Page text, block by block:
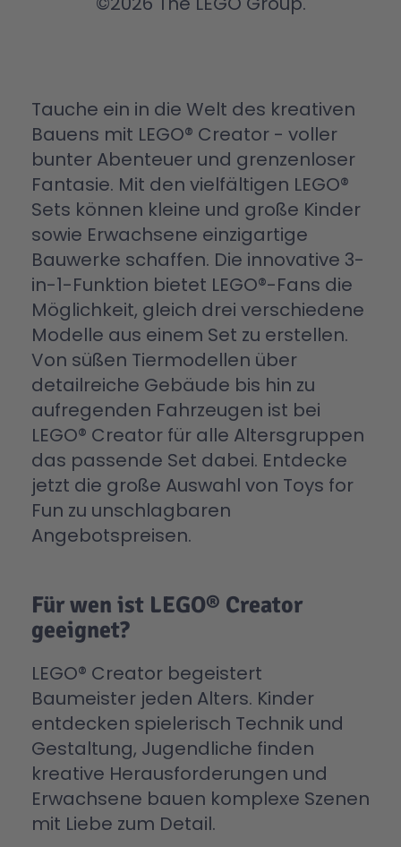
Tauche ein in die Welt des kreativen
Bauens mit LEGO® Creator - voller
bunter Abenteuer und grenzenloser
Fantasie. Mit den vielfältigen LEGO®
Sets können kleine und große Kinder
sowie Erwachsene einzigartige
Bauwerke schaffen. Die innovative 3-
in-1-Funktion bietet LEGO®-Fans die
Möglichkeit, gleich drei verschiedene
Modelle aus einem Set zu erstellen.
Von süßen Tiermodellen über
detailreiche Gebäude bis hin zu
aufregenden Fahrzeugen ist bei
LEGO® Creator für alle Altersgruppen
das passende Set dabei. Entdecke
jetzt die große Auswahl von Toys for
Fun zu unschlagbaren
Angebotspreisen.
Für wen ist LEGO® Creator
geeignet?
LEGO® Creator begeistert
Baumeister jeden Alters. Kinder
entdecken spielerisch Technik und
Gestaltung, Jugendliche finden
kreative Herausforderungen und
Erwachsene bauen komplexe Szenen
mit Liebe zum Detail.